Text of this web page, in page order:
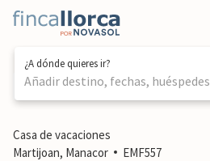
¿A dónde quieres ir?
Añadir destino, fechas, huéspedes
1 / 52
Casa de vacaciones
Martijoan, Manacor
EMF557